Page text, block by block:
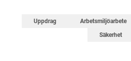
Uppdrag Arbetsmiljöarbete
Säkerhet